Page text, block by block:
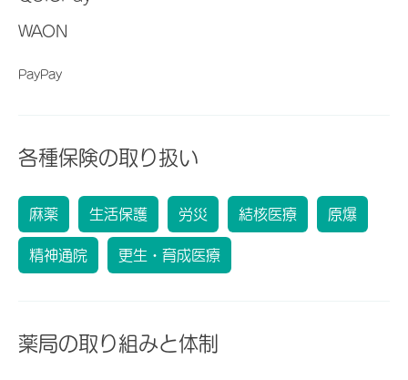
WAON
PayPay
各種保険の取り扱い
麻薬 生活保護 労災 結核医療 原爆
精神通院 更生・育成医療
薬局の取り組みと体制